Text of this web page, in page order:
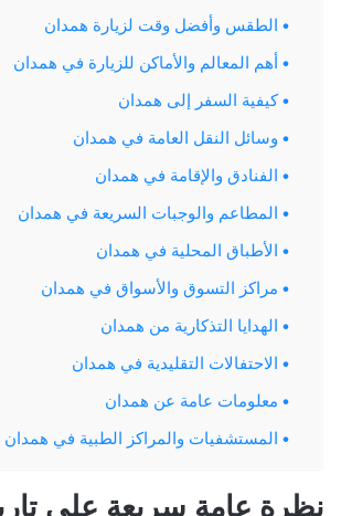
الطقس وأفضل وقت لزيارة همدان
أهم المعالم والأماكن للزيارة في همدان
كيفية السفر إلى همدان
وسائل النقل العامة في همدان
الفنادق والإقامة في همدان
المطاعم والوجبات السريعة في همدان
الأطباق المحلية في همدان
مراكز التسوق والأسواق في همدان
الهدايا التذكارية من همدان
الاحتفالات التقليدية في همدان
معلومات عامة عن همدان
المستشفيات والمراكز الطبية في همدان
نظرة عامة سريعة على